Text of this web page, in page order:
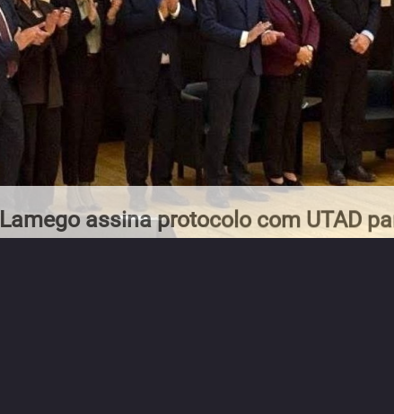
Lamego assina protocolo com UTAD